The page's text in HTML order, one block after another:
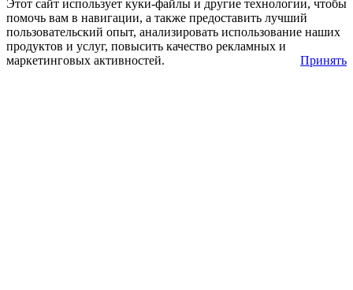
Этот сайт использует куки-файлы и другие технологии, чтобы
помочь вам в навигации, а также предоставить лучший
пользовательский опыт, анализировать использование наших
продуктов и услуг, повысить качество рекламных и
маркетинговых активностей.
Принять